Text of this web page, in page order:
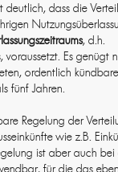
deutlich, dass die
, d.h.
voraussetzt. Es genügt
ordentlich
fünf Jahren.
Regelung der
wie z.B.
ist aber auch bei